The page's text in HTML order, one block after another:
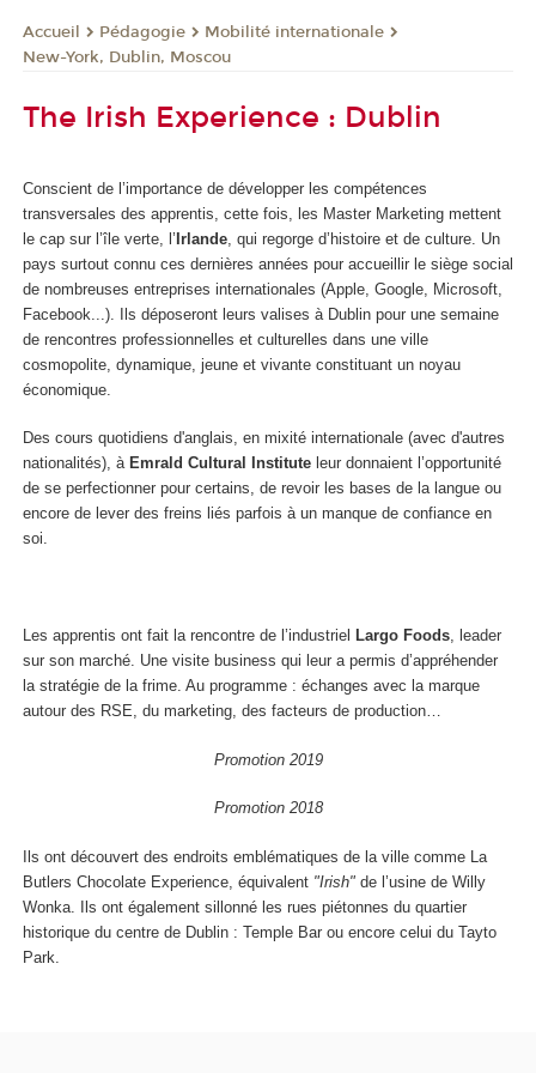
Accueil Pédagogie
Mobilité internationale
New-York, Dublin, Moscou
The Irish Experience : Dublin
Conscient de l’importance de développer les compétences
transversales des apprentis, cette fois, les Master Marketing mettent
le cap sur l’île verte, l’Irlande , qui regorge d’histoire et de culture. Un
pays surtout connu ces dernières années pour accueillir le siège social
de nombreuses entreprises internationales (Apple, Google, Microsoft,
Facebook...). Ils déposeront leurs valises à Dublin pour une semaine
de rencontres professionnelles et culturelles dans une ville
cosmopolite, dynamique, jeune et vivante constituant un noyau
économique.
Des cours quotidiens d'anglais, en mixité internationale (avec d'autres
nationalités), à Emrald Cultural Institute leur donnaient l’opportunité
de se perfectionner pour certains, de revoir les bases de la langue ou
encore de lever des freins liés parfois à un manque de confiance en
soi.
Les apprentis ont fait la rencontre de l’industriel Largo Foods, leader
sur son marché. Une visite business qui leur a permis d’appréhender
la stratégie de la frime. Au programme : échanges avec la marque
autour des RSE, du marketing, des facteurs de production…
Promotion 2019
Promotion 2018
Ils ont découvert des endroits emblématiques de la ville comme La
Butlers Chocolate Experience, équivalent "Irish" de l’usine de Willy
Wonka. Ils ont également sillonné les rues piétonnes du quartier
historique du centre de Dublin : Temple Bar ou encore celui du Tayto
Park.